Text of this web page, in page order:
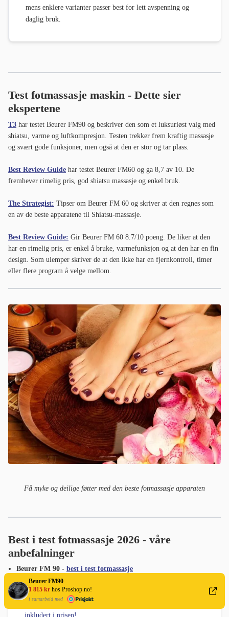
Beurer FM90
1 815 kr hos Proshop.no!
i samarbeid med
mens enklere varianter passer best for lett avspenning og
daglig bruk.
Test fotmassasje maskin - Dette sier
ekspertene
T3 har testet Beurer FM90 og beskriver den som et luksuriøst valg med
shiatsu, varme og luftkompresjon. Testen trekker frem kraftig massasje
og svært gode funksjoner, men også at den er stor og tar plass.
Best Review Guide har testet Beurer FM60 og ga 8,7 av 10. De
fremhever rimelig pris, god shiatsu massasje og enkel bruk.
The Strategist: Tipser om Beurer FM 60 og skriver at den regnes som
en av de beste apparatene til Shiatsu-massasje.
Best Review Guide: Gir Beurer FM 60 8.7/10 poeng. De liker at den
har en rimelig pris, er enkel å bruke, varmefunksjon og at den har en fin
design. Som ulemper skriver de at den ikke har en fjernkontroll, timer
eller flere program å velge mellom.
Få myke og deilige føtter med den beste fotmassasje apparaten
Best i test fotmassasje 2026 - våre
anbefalninger
Beurer FM 90 - best i test fotmassasje
selger
Beurer FM90 for 1815 kr. Frakten er
inkludert i prisen!